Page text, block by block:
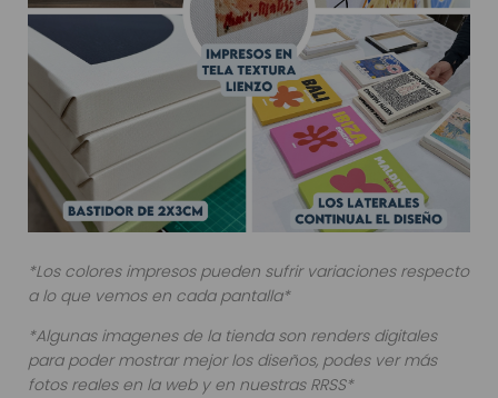
*Los colores impresos pueden sufrir variaciones respecto
a lo que vemos en cada pantalla*
*Algunas imagenes de la tienda son renders digitales
para poder mostrar mejor los diseños, podes ver más
fotos reales en la web y en nuestras RRSS*